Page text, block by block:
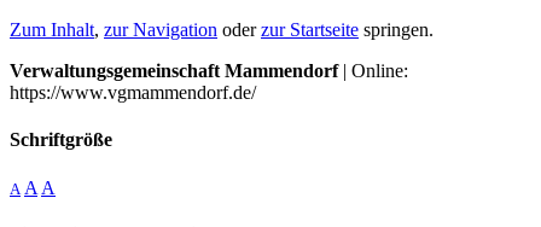
Zum Inhalt, zur Navigation oderzur Startseite springen.
Verwaltungsgemeinschaft Mammendorf| Online:
https://www.vgmammendorf.de/
Schriftgröße
A A A